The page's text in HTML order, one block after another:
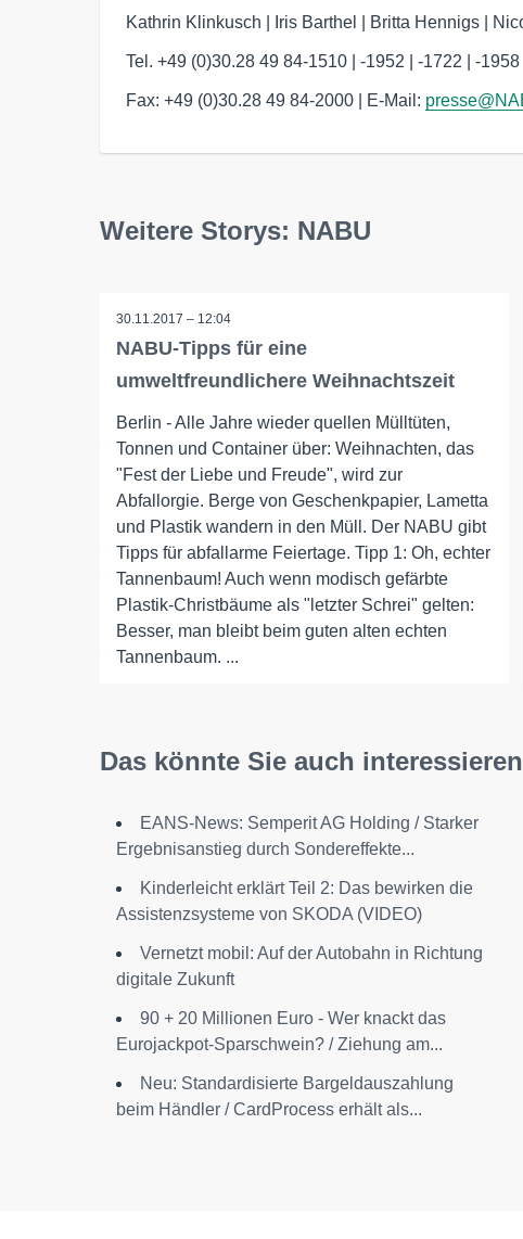
Kathrin Klinkusch | Iris Barthel | Britta Hennigs |
Tel. +49 (0)30.28 49 84-1510 | -1952 | -1722 | -1958
Fax: +49 (0)30.28 49 84-2000 | E-Mail:
Weitere Storys: NABU
30.11.2017 – 12:04
NABU-Tipps für eine
umweltfreundlichere Weihnachtszeit
Berlin - Alle Jahre wieder quellen Mülltüten,
Tonnen und Container über: Weihnachten, das
"Fest der Liebe und Freude", wird zur
Abfallorgie. Berge von Geschenkpapier, Lametta
und Plastik wandern in den Müll. Der NABU gibt
Tipps für abfallarme Feiertage. Tipp 1: Oh, echter
Tannenbaum! Auch wenn modisch gefärbte
Plastik-Christbäume als "letzter Schrei" gelten:
Besser, man bleibt beim guten alten echten
Tannenbaum. ...
Das könnte Sie auch interessieren
EANS-News: Semperit AG Holding / Starker
Ergebnisanstieg durch Sondereffekte...
Kinderleicht erklärt Teil 2: Das bewirken die
Assistenzsysteme von SKODA (VIDEO)
Vernetzt mobil: Auf der Autobahn in Richtung
digitale Zukunft
90 + 20 Millionen Euro - Wer knackt das
Eurojackpot-Sparschwein? / Ziehung am...
Neu: Standardisierte Bargeldauszahlung
beim Händler / CardProcess erhält als...